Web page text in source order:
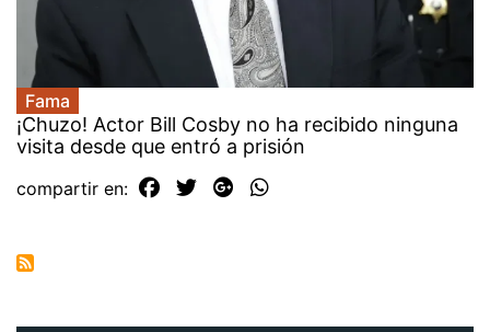
Fama
¡Chuzo! Actor Bill Cosby no ha recibido ninguna
visita desde que entró a prisión
compartir en: